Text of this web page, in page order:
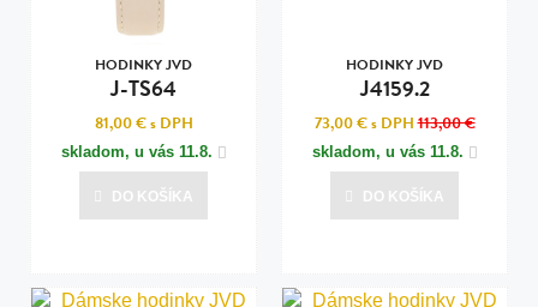
HODINKY JVD
J-TS64
81,00 €s DPH
skladom, u vás 11.8.
DO KOŠÍKA
HODINKY JVD
J4159.2
73,00 €s DPH113,00 €
skladom, u vás 11.8.
DO KOŠÍKA